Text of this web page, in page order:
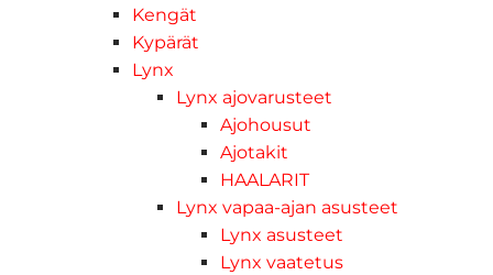
Kengät
Kypärät
Lynx
Lynx ajovarusteet
Ajohousut
Ajotakit
HAALARIT
Lynx vapaa-ajan asusteet
Lynx asusteet
Lynx vaatetus